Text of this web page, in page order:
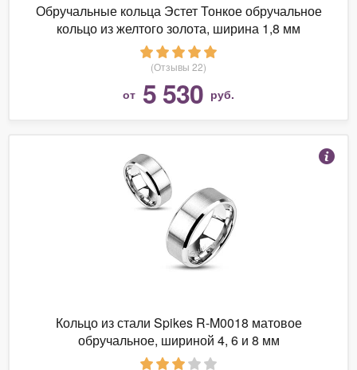
Обручальные кольца Эстет Тонкое обручальное
кольцо из желтого золота, ширина 1,8 мм
(Отзывы 22)
от 5 530 руб.
Кольцо из стали Spikes R-M0018 матовое
обручальное, шириной 4, 6 и 8 мм